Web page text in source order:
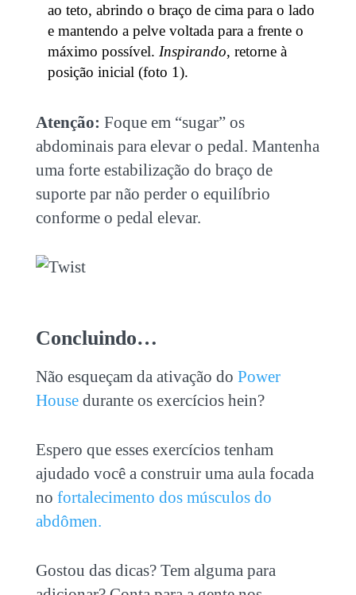
ao teto, abrindo o braço de cima para o lado
e mantendo a pelve voltada para a frente o
máximo possível. Inspirando, retorne à
posição inicial (foto 1).
Atenção: Foque em “sugar” os
abdominais para elevar o pedal. Mantenha
uma forte estabilização do braço de
suporte par não perder o equilíbrio
conforme o pedal elevar.
Concluindo…
Não esqueçam da ativação do Power
Housedurante os exercícios hein?
Espero que esses exercícios tenham
ajudado você a construir uma aula focada
no fortalecimento dos músculos do
abdômen.
Gostou das dicas? Tem alguma para